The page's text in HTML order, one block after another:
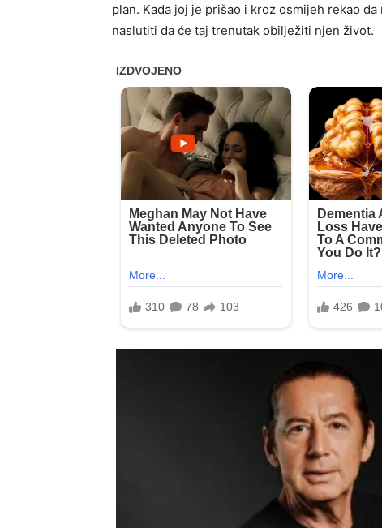
plan. Kada joj je prišao i kroz osmijeh rekao
naslutiti da će taj trenutak obilježiti njen život.